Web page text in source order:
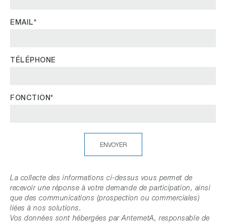
EMAIL*
TÉLÉPHONE
FONCTION*
La collecte des informations ci-dessus vous permet de
recevoir une réponse à votre demande de participation, ainsi
que des communications (prospection ou commerciales)
liées à nos solutions.
Vos données sont hébergées par AntemetA, responsable de